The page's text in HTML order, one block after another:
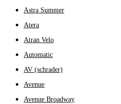
Astra Summer
Atera
Atran Velo
Automatic
AV (schrader)
Avenue
Avenue Broadway